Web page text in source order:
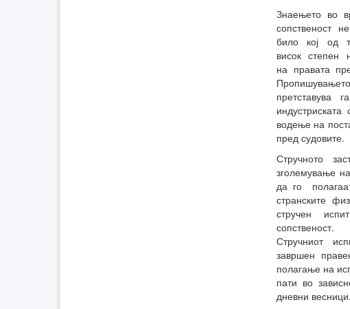
Знаењето во
сопственост
било кој од
висок степен
на правата
претставува
водење на
пред судовите.
Стручното
зголемување
да го
странските
стручен
сопственост.
Стручниот
завршен
полагање на
пати во
дневни весници.